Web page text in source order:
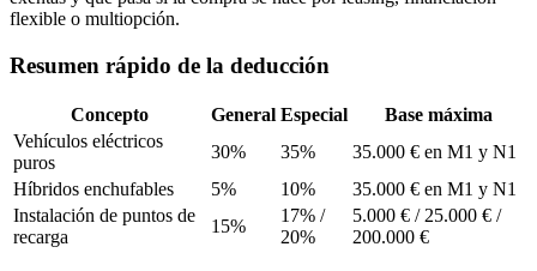
flexible o multiopción.
Resumen rápido de la deducción
Concepto General Especial
Base máxima
Vehículos eléctricos
puros
30% 35%
35.000 € en M1 y N1
Híbridos enchufables
5% 10%
35.000 € en M1 y N1
Instalación de puntos de
recarga
15%
17% /
20%
5.000 € / 25.000 € /
200.000 €